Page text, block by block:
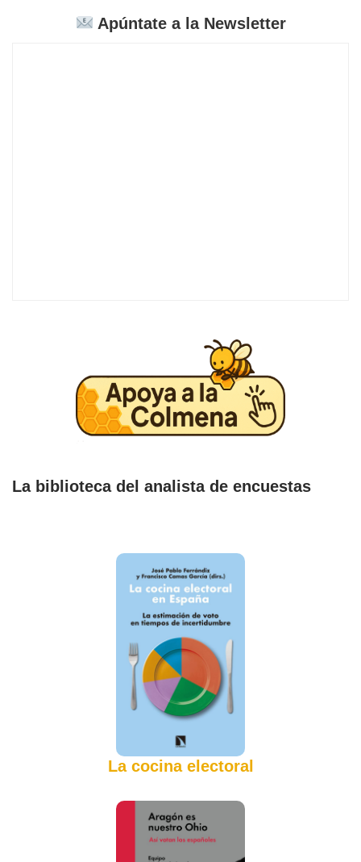
Apúntate a la Newsletter
La biblioteca del analista de encuestas
La cocina electoral